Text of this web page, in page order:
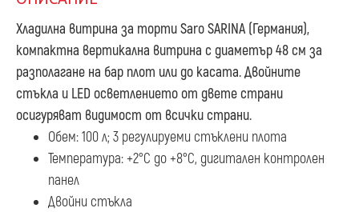
Хладилна витрина за торти Saro SARINA (Германия),
компактна вертикална витрина с диаметър 48 см за
разполагане на бар плот или до касата. Двойните
стъкла и LED осветлението от двете страни
осигуряват видимост от всички страни.
Обем: 100 л; 3 регулируеми стъклени плота
Температура: +2°C до +8°C, дигитален контролен
панел
Двойни стъкла